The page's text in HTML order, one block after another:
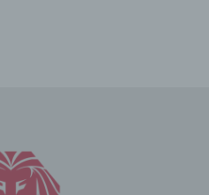
nicht bei jedem
seine Zugangsdaten